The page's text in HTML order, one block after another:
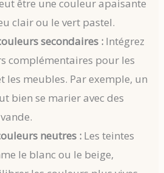
être une couleur apaisante
clair ou le vert pastel.
secondaires : Intégrez
complémentaires pour les
les meubles. Par exemple, un
bien se marier avec des
neutres : Les teintes
le blanc ou le beige,